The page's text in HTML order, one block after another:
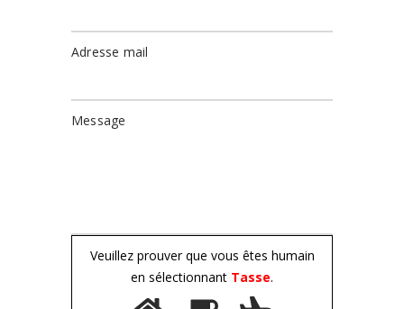
Adresse mail
Message
Veuillez prouver que vous êtes humain
en sélectionnant Tasse.